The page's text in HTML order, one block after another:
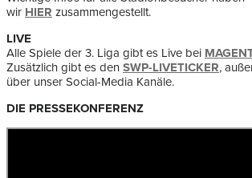
wir HIER zusammengestellt.
LIVE
Alle Spiele der 3. Liga gibt es Live bei
Zusätzlich gibt es den SWP-LIVETICKER,
über unser Social-Media Kanäle.
DIE PRESSEKONFERENZ